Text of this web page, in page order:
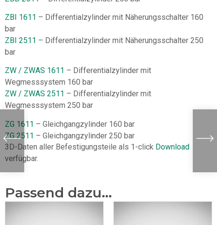
ZBI 1611 – Differentialzylinder mit Näherungsschalter 160
bar
ZBI 2511 – Differentialzylinder mit Näherungsschalter 250
bar
ZW / ZWAS 1611 – Differentialzylinder mit
Wegmesssystem 160 bar
ZW / ZWAS 2511 – Differentialzylinder mit
Wegmesssystem 250 bar
ZG 1611 – Gleichgangzylinder 160 bar
ZG 2511 – Gleichgangzylinder 250 bar
3D-Daten aller Befestigungsteile als 1-click Download
verfügbar.
Passend dazu...